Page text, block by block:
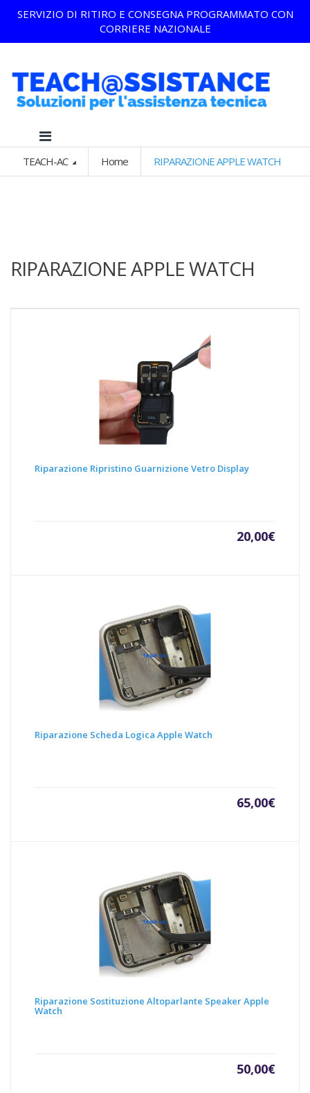
SERVIZIO DI RITIRO E CONSEGNA PROGRAMMATO CON
CORRIERE NAZIONALE
TEACH-AC Home RIPARAZIONE APPLE WATCH
RIPARAZIONE APPLE WATCH
Riparazione Ripristino Guarnizione Vetro Display
20,00€
Riparazione Scheda Logica Apple Watch
65,00€
Riparazione Sostituzione Altoparlante Speaker Apple
Watch
50,00€